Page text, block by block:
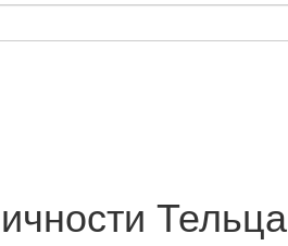
Тельца